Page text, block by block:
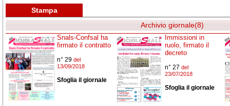
Stampa
Archivio giornale(8)
Snals-Confsal ha
firmato il contratto
n° 29 del
13/09/2018
Sfoglia il giornale
Immissioni in
ruolo, firmato il
decreto
n° 27 del
23/07/2018
Sfoglia il giornale